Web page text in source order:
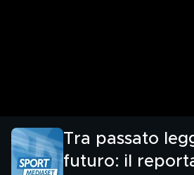
Tra passato
futuro: il